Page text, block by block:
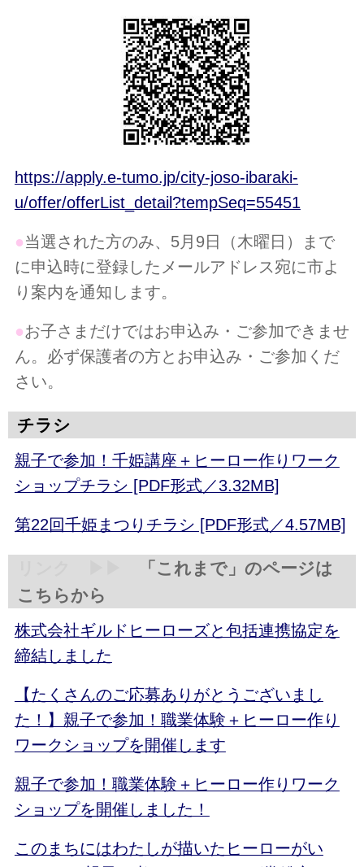
https://apply.e-tumo.jp/city-joso-ibaraki-
u/offer/offerList_detail?tempSeq=55451
●当選された方のみ、5月9日（木曜日）まで
に申込時に登録したメールアドレス宛に市よ
り案内を通知します。
●お子さまだけではお申込み・ご参加できませ
ん。必ず保護者の方とお申込み・ご参加くだ
さい。
チラシ
親子で参加！千姫講座＋ヒーロー作りワーク
ショップチラシ [PDF形式／3.32MB]
第22回千姫まつりチラシ [PDF形式／4.57MB]
「これまで」のページは
こちらから
株式会社ギルドヒーローズと包括連携協定を
締結しました
【たくさんのご応募ありがとうございまし
た！】親子で参加！職業体験＋ヒーロー作り
ワークショップを開催します
親子で参加！職業体験＋ヒーロー作りワーク
ショップを開催しました！
このまちにはわたしが描いたヒーローがい